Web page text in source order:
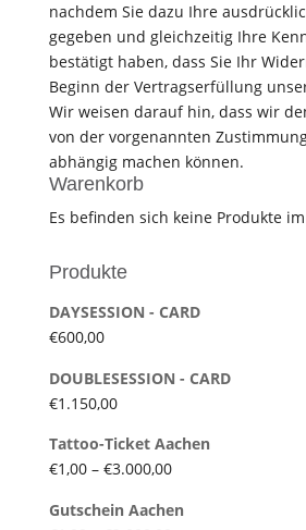
nachdem Sie dazu Ihre
gegeben und gleichzeitig Ihre
bestätigt haben, dass Sie Ihr
Beginn der Vertragserfüllung
Wir weisen darauf hin, dass wir
von der vorgenannten
abhängig machen können.
Warenkorb
Es befinden sich keine Produkte
Produkte
DAYSESSION - CARD
€600,00
DOUBLESESSION - CARD
€1.150,00
Tattoo-Ticket Aachen
€1,00 – €3.000,00Preisspanne:
bis
Gutschein Aachen